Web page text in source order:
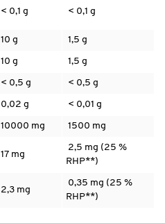
< 0,1 g < 0,1 g
10 g 1,5 g
10 g 1,5 g
< 0,5 g < 0,5 g
0,02 g < 0,01 g
10000 mg 1500 mg
17 mg
2,5 mg (25 %
RHP**)
2,3 mg
0,35 mg (25 %
RHP**)